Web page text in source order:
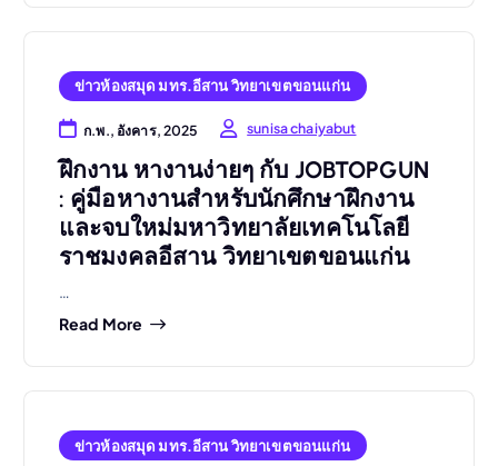
ข่าวห้องสมุด มทร.อีสาน วิทยาเขตขอนแก่น
ก.พ., อังคาร, 2025 sunisa chaiyabut
ฝึกงาน หางานง่ายๆ กับ JOBTOPGUN
: คู่มือหางานสำหรับนักศึกษาฝึกงาน
และจบใหม่มหาวิทยาลัยเทคโนโลยี
ราชมงคลอีสาน วิทยาเขตขอนแก่น
…
Read More
ข่าวห้องสมุด มทร.อีสาน วิทยาเขตขอนแก่น